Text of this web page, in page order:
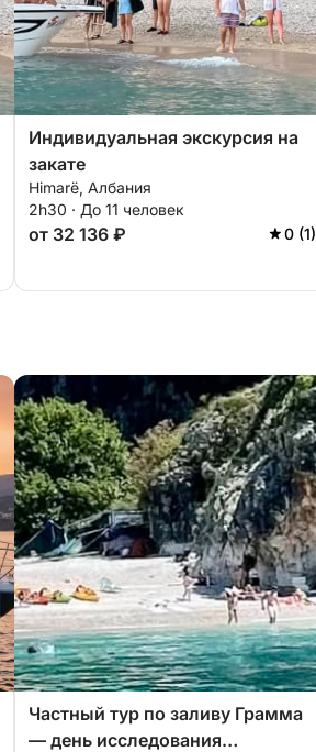
Индивидуальная экскурсия на
закате
Himarë, Албания
2h30 · До 11 человек
от 32 136 ₽ 0 (1)
Частный тур по заливу Грамма
— день исследования